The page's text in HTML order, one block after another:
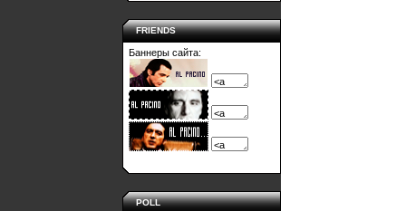
FRIENDS
Баннеры сайта:
POLL